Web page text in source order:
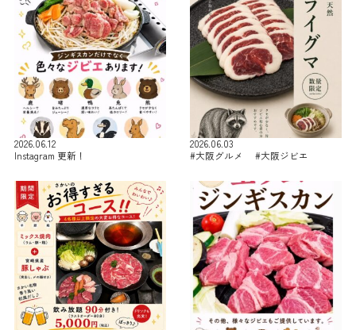
2026.06.12
Instagram 更新！
2026.06.03
#大阪グルメ #大阪ジビエ